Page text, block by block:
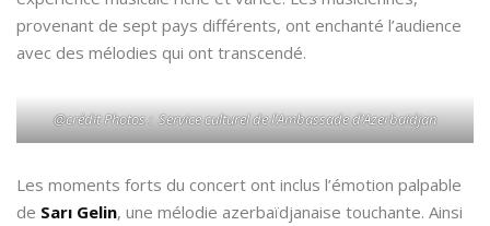
provenant de sept pays différents, ont enchanté l’audience
avec des mélodies qui ont transcendé.
@crédit Photos : Service culturel de l’Ambassade d’Azerbaïdjan
Les moments forts du concert ont inclus l’émotion palpable
de Sarı Gelin, une mélodie azerbaïdjanaise touchante. Ainsi